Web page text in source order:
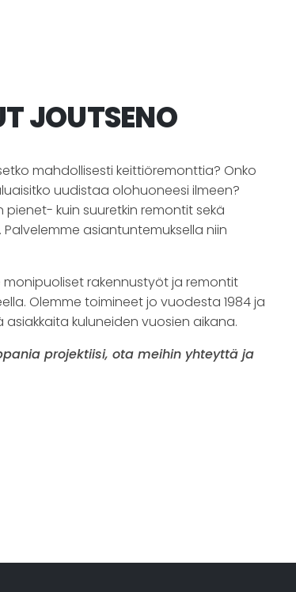
JOUTSENO
mahdollisesti keittiöremonttia? Onko
uudistaa olohuoneesi ilmeen?
kuin suuretkin remontit sekä
asiantuntemuksella niin
monipuoliset rakennustyöt ja remontit
Olemme toimineet jo vuodesta 1984 ja
kuluneiden vuosien aikana.
projektiisi, ota meihin yhteyttä ja